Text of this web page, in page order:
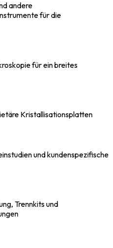
andere
für die
für ein breites
Kristallisationsplatten
und kundenspezifische
Trennkits und